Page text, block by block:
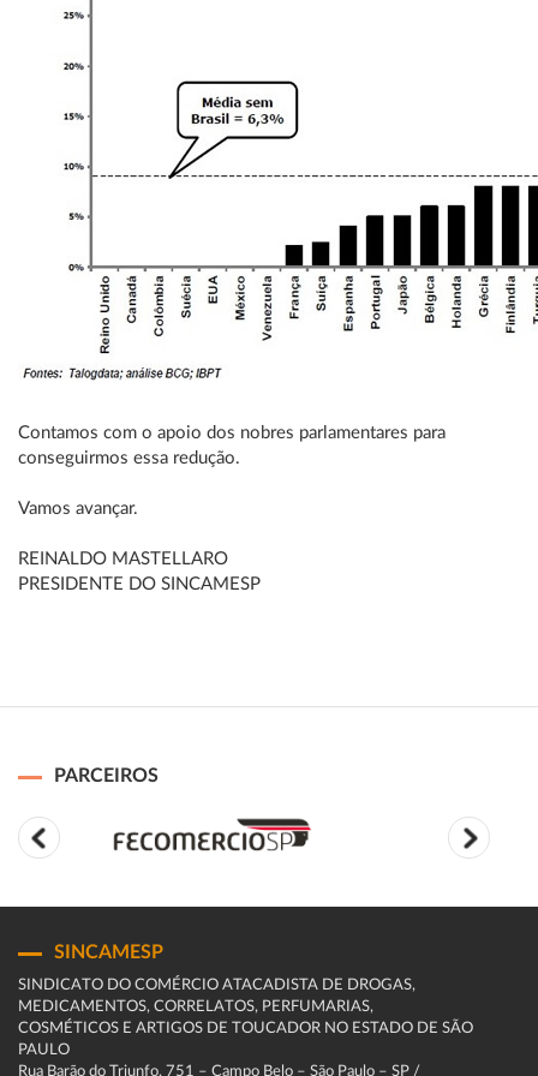
Contamos com o apoio dos nobres parlamentares para
conseguirmos essa redução.
Vamos avançar.
REINALDO MASTELLARO
PRESIDENTE DO SINCAMESP
PARCEIROS
SINCAMESP
SINDICATO DO COMÉRCIO ATACADISTA DE DROGAS,
MEDICAMENTOS, CORRELATOS, PERFUMARIAS,
COSMÉTICOS E ARTIGOS DE TOUCADOR NO ESTADO DE SÃO
PAULO
Rua Barão do Triunfo, 751 – Campo Belo – São Paulo – SP /